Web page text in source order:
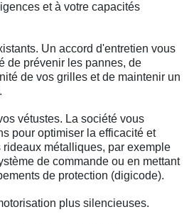
et à votre capacités
Un accord d'entretien vous
de prévenir les pannes, de
de vos grilles et de maintenir un
vétustes. La société vous
pour optimiser la efficacité et
rideaux métalliques, par exemple
de commande ou en mettant
de protection (digicode).
plus silencieuses.